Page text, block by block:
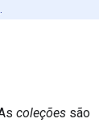
coleções são